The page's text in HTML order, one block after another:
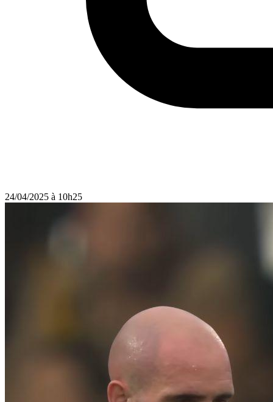
24/04/2025 à 10h25